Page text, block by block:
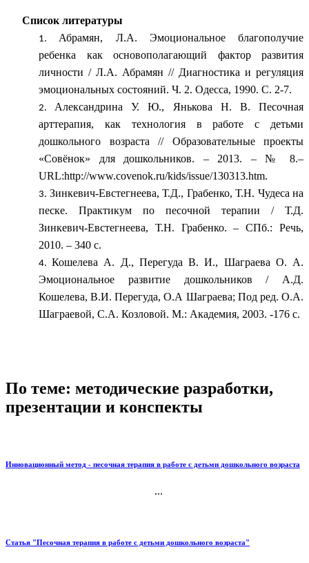
Список литературы
Абрамян, Л.А. Эмоциональное благополучие
ребенка как основополагающий фактор развития
личности / Л.А. Абрамян // Диагностика и регуляция
эмоциональных состояний. Ч. 2. Одесса, 1990. С. 2-7.
Александрина У. Ю., Янькова Н. В. Песочная
арттерапия, как технология в работе с детьми
дошкольного возраста // Образовательные проекты
«Совёнок» для дошкольников. – 2013. – № 8.–
URL:http://www.covenok.ru/kids/issue/130313.htm.
Зинкевич-Евстегнеева, Т.Д., Грабенко, Т.Н. Чудеса на
песке. Практикум по песочной терапии / Т.Д.
Зинкевич-Евстегнеева, Т.Н. Грабенко. – СПб.: Речь,
2010. – 340 с.
Кошелева A. Д., Перегуда В. И., Шаграева О. А.
Эмоциональное развитие дошкольников / А.Д.
Кошелева, В.И. Перегуда, О.А Шаграева; Под ред. О.А.
Шаграевой, С.А. Козловой. М.: Академия, 2003. -176 с.
По теме: методические разработки,
презентации и конспекты
Инновационный метод - песочная терапия в работе с детьми дошкольного возраста
...
Статья "Песочная терапия в работе с детьми дошкольного возраста"